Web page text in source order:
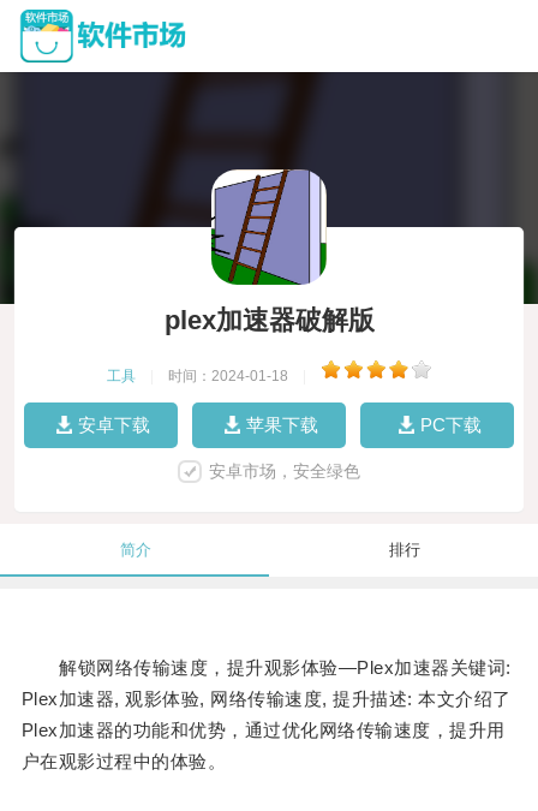
plex加速器破解版
工具 时间：2024-01-18
安卓下载 苹果下载 PC下载
安卓市场，安全绿色
简介 排行
解锁网络传输速度，提升观影体验—Plex加速器关键词:
Plex加速器, 观影体验, 网络传输速度, 提升描述: 本文介绍了
Plex加速器的功能和优势，通过优化网络传输速度，提升用
户在观影过程中的体验。